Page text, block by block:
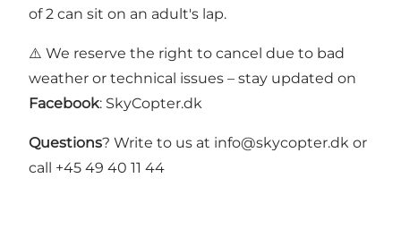
of 2 can sit on an adult's lap.
⚠️ We reserve the right to cancel due to bad
weather or technical issues – stay updated on
Facebook: SkyCopter.dk
Questions? Write to us at info@skycopter.dk or
call +45 49 40 11 44